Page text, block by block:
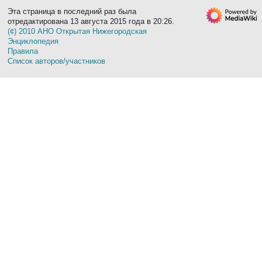
Эта страница в последний раз была
отредактирована 13 августа 2015 года в 20:26.
(¢) 2010 АНО Открытая Нижегородская
Энциклопедия
Правила
Список авторов/участников